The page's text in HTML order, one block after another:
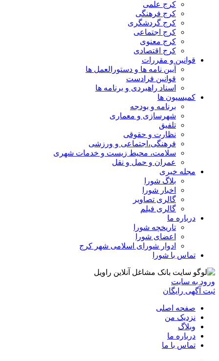
کرج علمی
کرج فرهنگی
کرج گردشگری
کرج اجتماعی
کرج معنوی
کرج اقتصادی
قوانین و مقررات
آیین نامه ها و دستورالعمل ها
قوانین فرادست
اسناد راهبردی و برنامه ها
کمیسیون ها
برنامه و بودجه
شهرسازی و معماری
تلفیق
نظارت و حقوقی
فرهنگی،اجتماعی و ورزشی
سلامت، محیط زیست و خدمات شهری
عمران و حمل و نقل
مجله خبری
بلاگ شورا
اخبار شورا
گالری تصاویر
گالری فیلم
درباره ما
تاریخچه شورا
اعضای شورا
ادوار شورای اسلامی شهر کرج
تماس با شورا
ورود به سایت
ثبت آگهی رایگان
صفحه اصلی
نزدیک من
وبلاگ
درباره ما
تماس با ما